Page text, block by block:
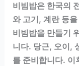
비빔밥은 한국의
와 고기, 계란 등
비빔밥을 만들기
니다. 당근, 오이,
를 준비합니다. 이